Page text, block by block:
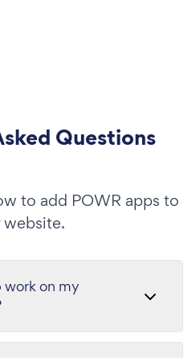
Questions
to add POWR apps to
work on my